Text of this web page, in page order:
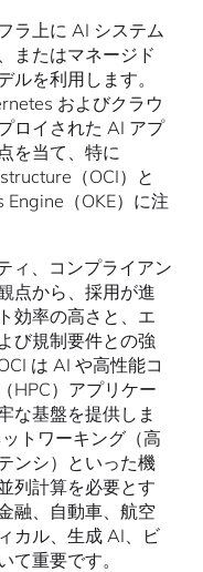
ラ上に AI システム
またはマネージド
ルを利用します。
およびクラウ
ロイされた AI アプ
を当て、特に
（OCI）と
（OKE）に注
ィ、コンプライアン
点から、採用が進
効率の高さと、エ
び規制要件との強
は AI や高性能コ
HPC）アプリケー
な基盤を提供しま
トワーキング（高
ンシ）といった機
列計算を必要とす
融、自動車、航空
カル、生成 AI、ビ
て重要です。